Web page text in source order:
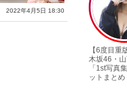
2022年4月5日 18:30
【6度目重版！】乃
木坂46・山下美月
「1st写真集」公開カ
ットまとめ